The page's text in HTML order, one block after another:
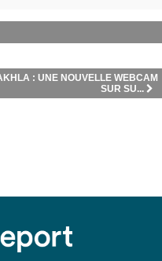
: UNE NOUVELLE WEBCAM
SUR SU...